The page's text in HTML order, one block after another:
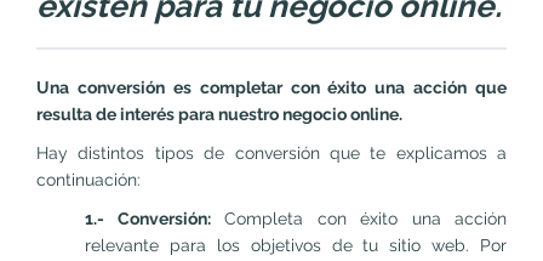
Una conversión es completar con éxito una acción que
resulta de interés para nuestro negocio online.
Hay distintos tipos de conversión que te explicamos a
continuación:
1.- Conversión:Completa con éxito una acción
relevante para los objetivos de tu sitio web. Por